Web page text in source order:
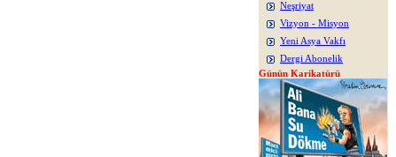
Neşriyat
Vizyon - Misyon
Yeni Asya Vakfı
Dergi Abonelik
Günün Karikatürü